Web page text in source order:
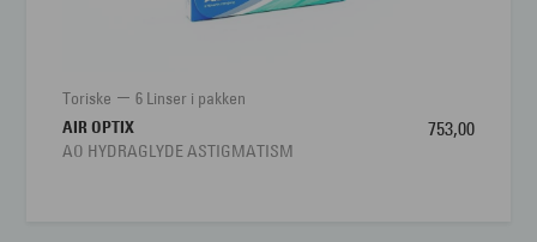
Toriske
6 Linser i pakken
AIR OPTIX
AO HYDRAGLYDE ASTIGMATISM
753,00